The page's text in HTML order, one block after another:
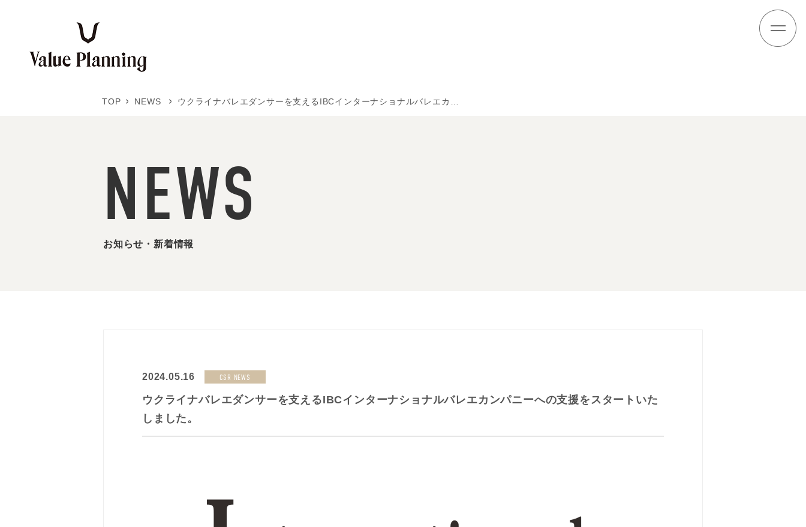
TOP NEWS ウクライナバレエダンサーを支えるIBCインターナショナルバレエカンパニーへの支援をスタートいたしました。
NEWS
お知らせ・新着情報
2024.05.16 CSR NEWS
ウクライナバレエダンサーを支えるIBCインターナショナルバレエカンパニーへの支援をスタートいた
しました。